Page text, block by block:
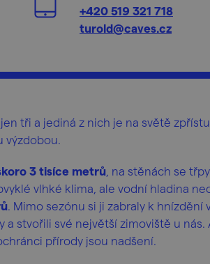
+420 519 321 718
turold@caves.cz
tři a jediná z nich je na světě
výzdobou.
3 tisíce metrů , na stěnách se
vlhké klima, ale vodní hladina
. Mimo sezónu si ji zabraly k hnízdění
stvořili své největší zimoviště u nás.
přírody jsou nadšení.